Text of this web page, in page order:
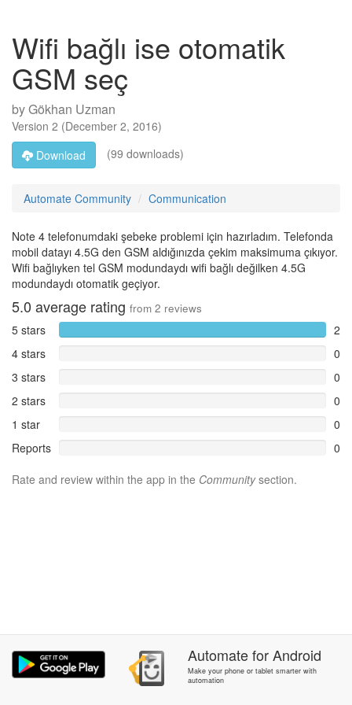
Wifi bağlı ise otomatik
GSM seç
byGökhan Uzman
Version 2 (December 2, 2016)
Download
(99 downloads)
Automate Community Communication
Note 4 telefonumdaki şebeke problemi için hazırladım. Telefonda
mobil datayı 4.5G den GSM aldığınızda çekim maksimuma çıkıyor.
Wifi bağlıyken tel GSM modundaydı wifi bağlı değilken 4.5G
modundaydı otomatik geçiyor.
5.0 average rating from 2 reviews
5 stars
2
4 stars
0
3 stars
0
2 stars
0
1 star
0
Reports
0
Rate and review within the app in the Communitysection.
AutomateforAndroid
Make your phone or tablet smarter with
automation